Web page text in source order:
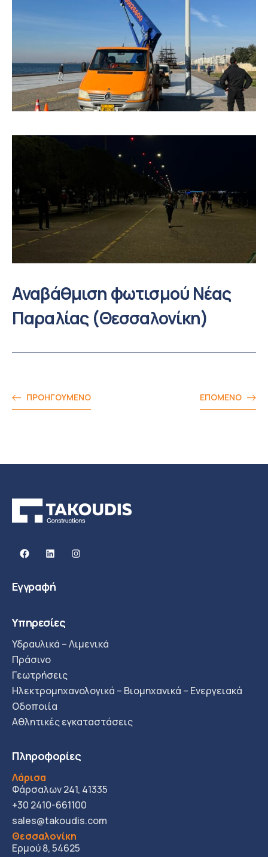
Αναβάθμιση φωτισμού Νέας
Παραλίας (Θεσσαλονίκη)
ΠΡΟΗΓΟΎΜΕΝΟ ΕΠΌΜΕΝΟ
Facebook
LinkedinInstagram
Εγγραφή
Υπηρεσίες
Υδραυλικά – Λιμενικά
Πράσινο
Γεωτρήσεις
Ηλεκτρομηχανολογικά – Βιομηχανικά – Ενεργειακά
Οδοποιία
Αθλητικές εγκαταστάσεις
Πληροφορίες
Λάρισα
Φάρσαλων 241, 41335
+30 2410-661100
sales@takoudis.com
Θεσσαλονίκη
Ερμού 8, 54625